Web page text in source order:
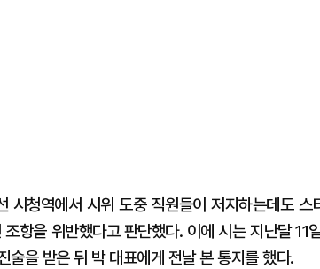
시청역에서 시위 도중 직원들이 저지하는데도 스
항을 위반했다고 판단했다. 이에 시는 지난달 11
을 받은 뒤 박 대표에게 전날 본 통지를 했다.